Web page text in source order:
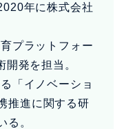
年に株式会社
プラットフォー
発を担当。
「イノベーショ
推進に関する研
る。